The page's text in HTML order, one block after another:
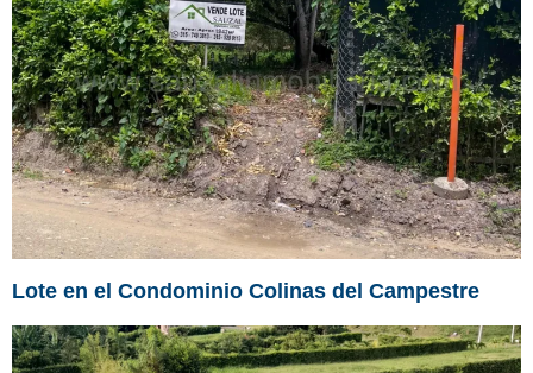
Lote en el Condominio Colinas del Campestre